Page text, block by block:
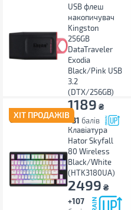
USB флеш
накопичувач
Kingston
256GB
DataTraveler
Exodia
Black/Pink USB
3.2
(DTX/256GB)
1189 ₴
+31 балів
ХІТ ПРОДАЖІВ
Клавіатура
Hator Skyfall
80 Wireless
Black/White
(HTK3180UA)
2499 ₴
+107